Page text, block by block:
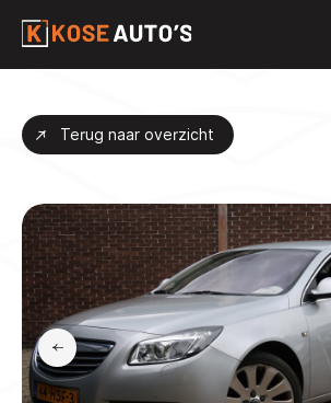
HOME
DIENSTEN
OVER ONS
CONTACT
Terug naar overzicht